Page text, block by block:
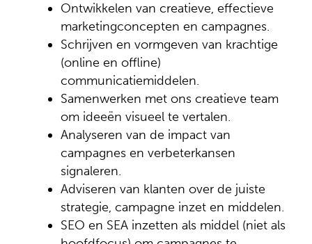
Ontwikkelen van creatieve, effectieve
marketingconcepten en campagnes.
Schrijven en vormgeven van krachtige
(online en offline)
communicatiemiddelen.
Samenwerken met ons creatieve team
om ideeën visueel te vertalen.
Analyseren van de impact van
campagnes en verbeterkansen
signaleren.
Adviseren van klanten over de juiste
strategie, campagne inzet en middelen.
SEO en SEA inzetten als middel (niet als